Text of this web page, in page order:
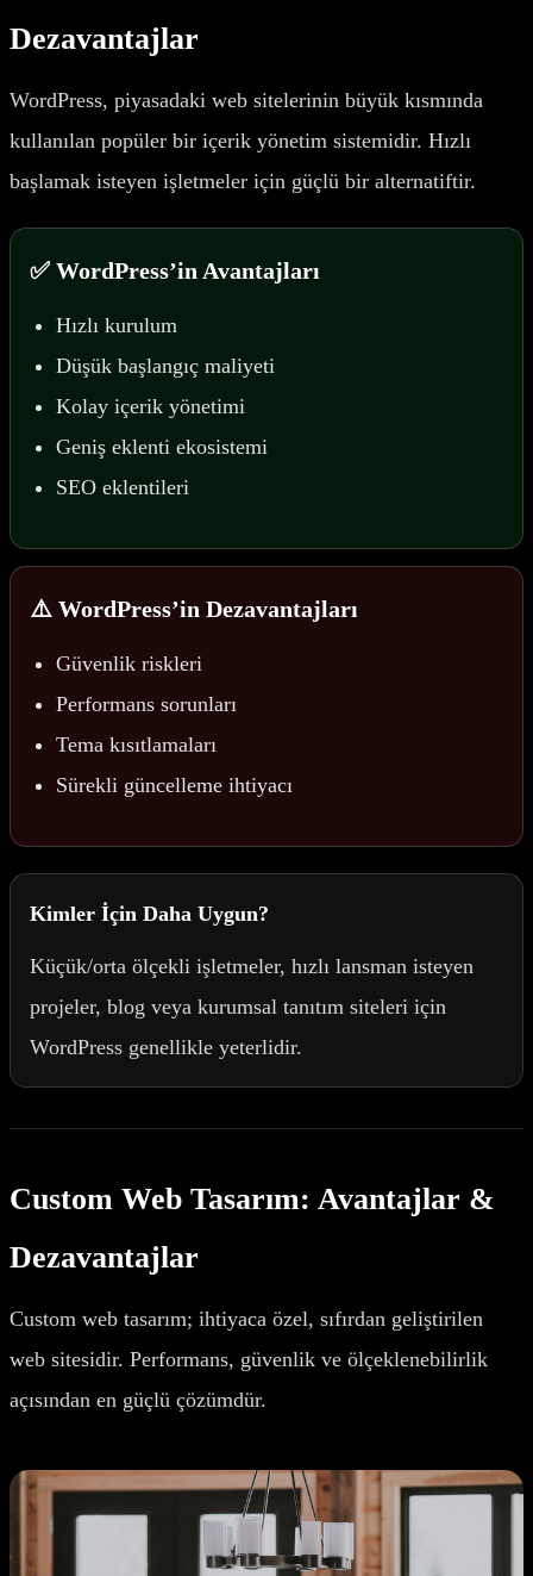
Dezavantajlar
WordPress, piyasadaki web sitelerinin büyük kısmında
kullanılan popüler bir içerik yönetim sistemidir. Hızlı
başlamak isteyen işletmeler için güçlü bir alternatiftir.
✅ WordPress’in Avantajları
Hızlı kurulum
Düşük başlangıç maliyeti
Kolay içerik yönetimi
Geniş eklenti ekosistemi
SEO eklentileri
⚠️ WordPress’in Dezavantajları
Güvenlik riskleri
Performans sorunları
Tema kısıtlamaları
Sürekli güncelleme ihtiyacı
Kimler İçin Daha Uygun?
Küçük/orta ölçekli işletmeler, hızlı lansman isteyen
projeler, blog veya kurumsal tanıtım siteleri için
WordPress genellikle yeterlidir.
Custom Web Tasarım: Avantajlar &
Dezavantajlar
Custom web tasarım; ihtiyaca özel, sıfırdan geliştirilen
web sitesidir. Performans, güvenlik ve ölçeklenebilirlik
açısından en güçlü çözümdür.